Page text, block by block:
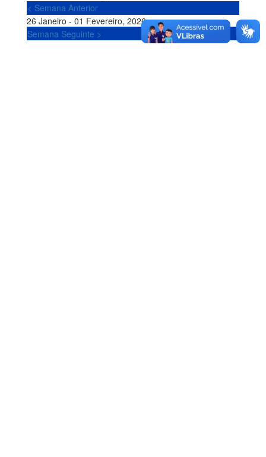
< Semana Anterior
26 Janeiro - 01 Fevereiro, 2026
Semana Seguinte >